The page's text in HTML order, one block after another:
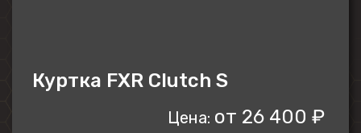
Куртка FXR Clutch S
Цена: от 26 400 ₽